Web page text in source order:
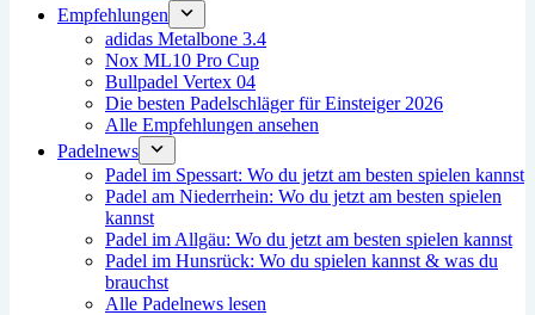
Empfehlungen
adidas Metalbone 3.4
Nox ML10 Pro Cup
Bullpadel Vertex 04
Die besten Padelschläger für Einsteiger 2026
Alle Empfehlungen ansehen
Padelnews
Padel im Spessart: Wo du jetzt am besten spielen kannst
Padel am Niederrhein: Wo du jetzt am besten spielen
kannst
Padel im Allgäu: Wo du jetzt am besten spielen kannst
Padel im Hunsrück: Wo du spielen kannst & was du
brauchst
Alle Padelnews lesen